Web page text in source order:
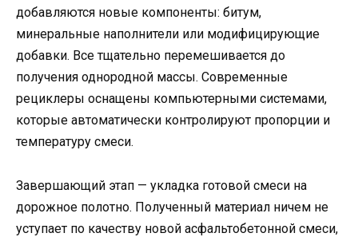
добавляются новые компоненты: битум,
минеральные наполнители или модифицирующие
добавки. Все тщательно перемешивается до
получения однородной массы. Современные
рециклеры оснащены компьютерными системами,
которые автоматически контролируют пропорции и
температуру смеси.
Завершающий этап — укладка готовой смеси на
дорожное полотно. Полученный материал ничем не
уступает по качеству новой асфальтобетонной смеси,